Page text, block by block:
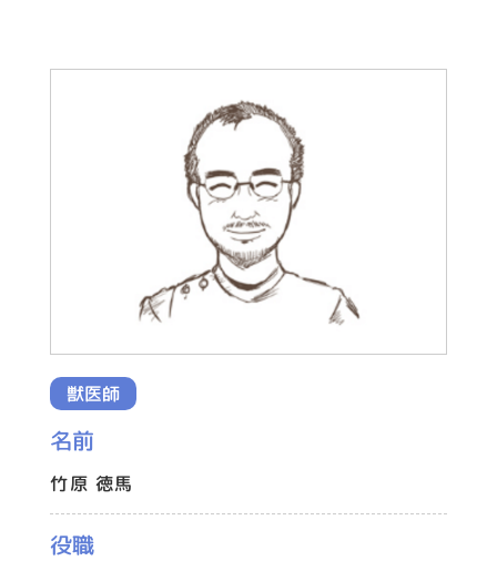
獣医師
名前
竹原 徳馬
役職